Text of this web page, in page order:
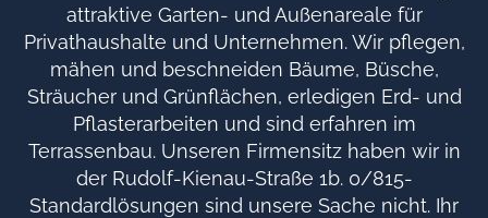
attraktive Garten- und Außenareale für
Privathaushalte und Unternehmen. Wir pflegen,
mähen und beschneiden Bäume, Büsche,
Sträucher und Grünflächen, erledigen Erd- und
Pflasterarbeiten und sind erfahren im
Terrassenbau. Unseren Firmensitz haben wir in
der Rudolf-Kienau-Straße 1b. 0/815-
Standardlösungen sind unsere Sache nicht. Ihr